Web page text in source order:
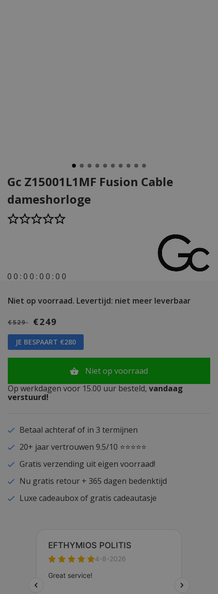
Gc Z15001L1MF Fusion Cable
dameshorloge
0 0 : 0 0 : 0 0 : 0 0
Niet op voorraad. Levertijd: niet meer leverbaar
€529 €249
JE BESPAART €280
Niet op voorraad
Op werkdagen voor 15.00 uur besteld, vandaag
verstuurd!
Betaal achteraf of in 3 termijnen
20+ jaar vertrouwen 9.5/10 ⭐⭐⭐⭐⭐
Gratis verzending uit eigen voorraad!
Nu gratis retour + 365 dagen bedenktijd
Luxe cadeaubox of gratis cadeautasje